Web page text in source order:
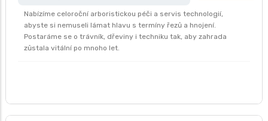
Nabízíme celoroční arboristickou péči a servis technologií,
abyste si nemuseli lámat hlavu s termíny řezů a hnojení.
Postaráme se o trávník, dřeviny i techniku tak, aby zahrada
zůstala vitální po mnoho let.